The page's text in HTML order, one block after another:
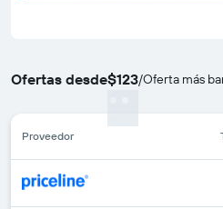
Ofertas desde$123/Oferta más
Proveedor